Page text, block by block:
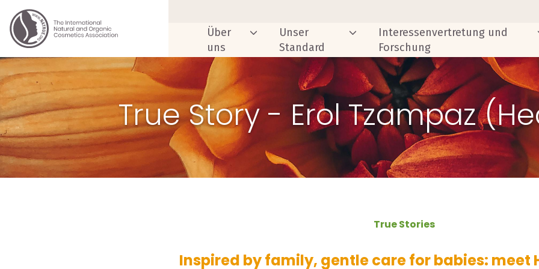
Über
uns
Unser
Standard
Interessenvertretung und
Forschung
True Story - Erol Tzampaz
True Stories
Inspired by family, gentle care for babies: meet